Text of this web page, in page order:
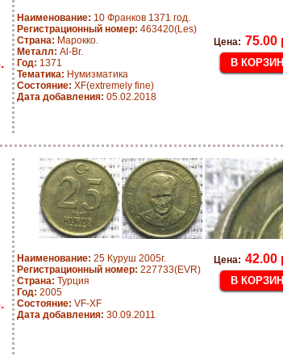
Наименование: 10 Франков 1371 год.
Регистрационный номер: 463420(Les)
Страна: Марокко.
Металл: Al-Br.
Год: 1371
Тематика: Нумизматика
Состояние: XF(extremely fine)
Дата добавления: 05.02.2018
Цена: 75.00
Наименование: 25 Куруш 2005г.
Регистрационный номер: 227733(EVR)
Страна: Турция
Год: 2005
Состояние: VF-XF
Дата добавления: 30.09.2011
Цена: 42.00